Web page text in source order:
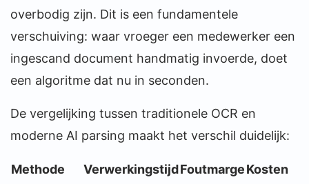
overbodig zijn. Dit is een fundamentele
verschuiving: waar vroeger een medewerker een
ingescand document handmatig invoerde, doet
een algoritme dat nu in seconden.
De vergelijking tussen traditionele OCR en
moderne AI parsing maakt het verschil duidelijk:
Methode VerwerkingstijdFoutmargeKosten